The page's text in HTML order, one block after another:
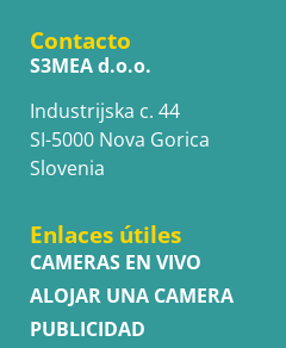
Contacto
S3MEA d.o.o.
Industrijska c. 44
SI-5000 Nova Gorica
Slovenia
Enlaces útiles
CAMERAS EN VIVO
ALOJAR UNA CAMERA
PUBLICIDAD